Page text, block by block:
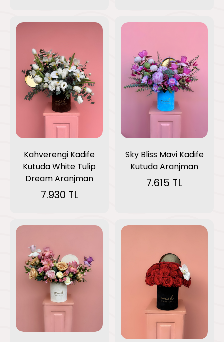
Kahverengi Kadife
Kutuda White Tulip
Dream Aranjman
7.930 TL
Sky Bliss Mavi Kadife
Kutuda Aranjman
7.615 TL